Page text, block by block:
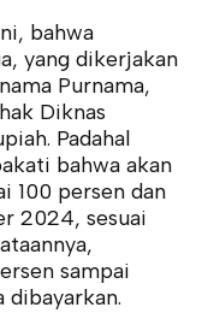
bahwa
yang dikerjakan
Purnama,
Diknas
Padahal
bahwa akan
100 persen dan
2024, sesuai
sampai